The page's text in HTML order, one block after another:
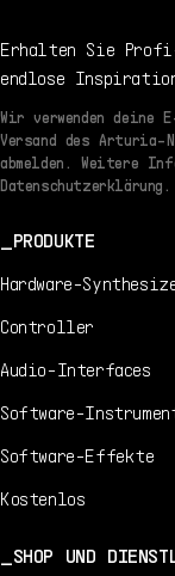
Erhalten Sie
endlose
Wir verwenden
Versand des
abmelden. Weitere
Datenschutzerklärung.
PRODUKTE
Hardware-
Controller
Audio-Interfaces
Software-
Software-Effekte
Kostenlos
SHOP UND